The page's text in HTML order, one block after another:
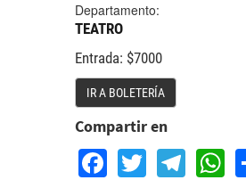
Departamento:
TEATRO
Entrada: $7000
IR A BOLETERÍA
Compartir en
Facebook
Twitter